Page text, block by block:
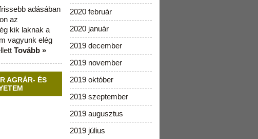
adásában
az
kik laknak a
vagyunk elég
Tovább »
AGRÁR- ÉS
2020 február
2020 január
2019 december
2019 november
2019 október
2019 szeptember
2019 augusztus
2019 július